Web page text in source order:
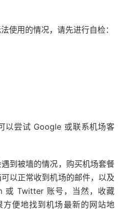
使用的情况，请先进行自检：
以尝试 Google 或联系机场客
到被墙的情况，购买机场套餐
以正常收到机场的邮件，以及
或 Twitter 账号，当然，收藏
方便地找到机场最新的网站地